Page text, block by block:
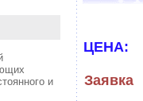
и
ЦЕНА:
Заявка